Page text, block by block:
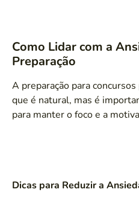
Como Lidar com a
Preparação
A preparação para
que é natural, mas é
para manter o foco e a
Dicas para Reduzir a